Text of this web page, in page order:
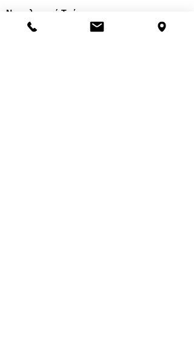
Νοσηλευτικά Τμήματα
Χειμερινό ωράριο: 11.00-13.00
17.30-19.30